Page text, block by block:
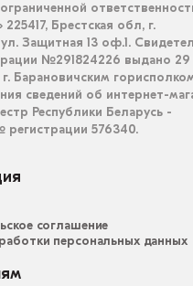
Брестская обл, г.
Защитная 13 оф.1.
№291824226 выдано 29
Барановичским
сведений об интернет-
Республики Беларусь -
регистрации 576340.
соглашение
персональных данных